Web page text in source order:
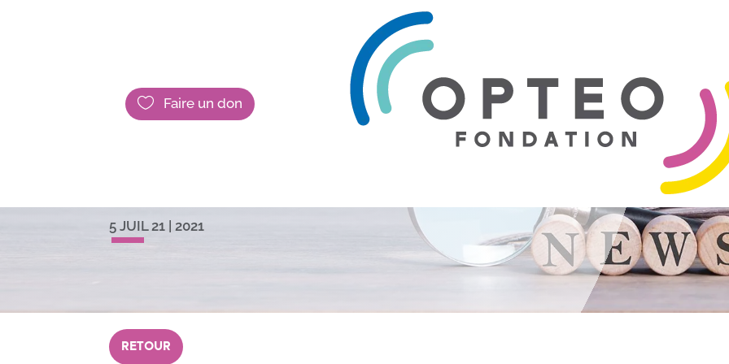
 Faire un don
LANCEMENT DU PROJET
5 JUIL 21 | 2021
RETOUR